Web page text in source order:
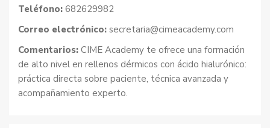
Teléfono: 682629982
Correo electrónico: secretaria@cimeacademy.com
Comentarios: CIME Academy te ofrece una formación
de alto nivel en rellenos dérmicos con ácido hialurónico:
práctica directa sobre paciente, técnica avanzada y
acompañamiento experto.